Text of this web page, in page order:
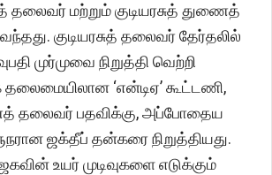
தலைவர் மற்றும் குடியரசுத் துணைத்
குடியரசுத் தலைவர் தேர்தலில்
முர்முவை நிறுத்தி வெற்றி
தலைமையிலான ‘என்டிஏ’ கூட்டணி,
தலைவர் பதவிக்கு, அப்போதைய
ஜக்தீப் தன்கரை நிறுத்தியது.
உயர் முடிவுகளை எடுக்கும்